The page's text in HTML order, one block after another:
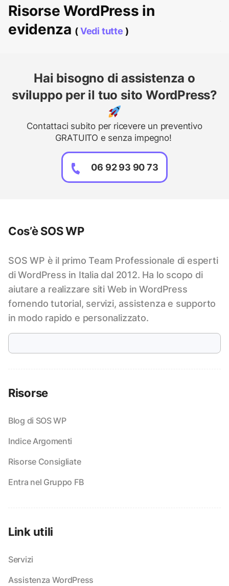
Risorse WordPress in
evidenza (Vedi tutte )
Hai bisogno di assistenza o
sviluppo per il tuo sito WordPress?
Contattaci subito per ricevere un preventivo
GRATUITO e senza impegno!
06 92 93 90 73
Cos’è SOS WP
SOS WP è il primo Team Professionale di esperti
di WordPress in Italia dal 2012. Ha lo scopo di
aiutare a realizzare siti Web in WordPress
fornendo tutorial, servizi, assistenza e supporto
in modo rapido e personalizzato.
Risorse
Blog di SOS WP
Indice Argomenti
Risorse Consigliate
Entra nel Gruppo FB
Link utili
Servizi
Assistenza WordPress